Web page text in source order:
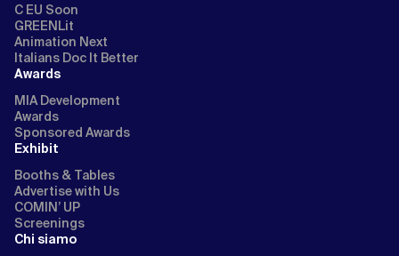
C EU Soon
GREENLit
Animation Next
Italians Doc It Better
Awards
MIA Development
Awards
Sponsored Awards
Exhibit
Booths & Tables
Advertise with Us
COMIN’ UP
Screenings
Chi siamo